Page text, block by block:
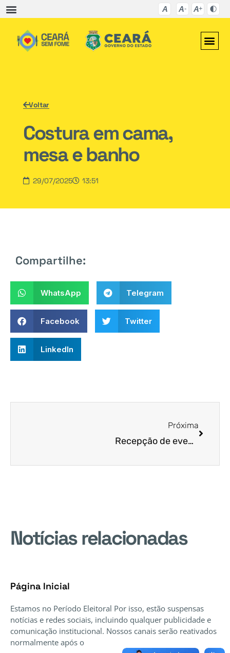
Voltar
Costura em cama,
mesa e banho
29/07/2025 13:51
Compartilhe:
WhatsApp Telegram
Facebook Twitter
LinkedIn
Próxima
Recepção de eventos
Notícias relacionadas
Página Inicial
Estamos no Período Eleitoral Por isso, estão suspensas
notícias e redes sociais, incluindo qualquer publicidade e
comunicação institucional. Nossos canais serão reativados
normalmente após o